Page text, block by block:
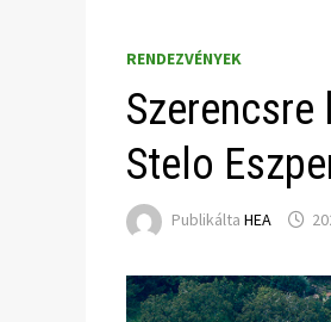
RENDEZVÉNYEK
Stelo
PublikáltaHEA